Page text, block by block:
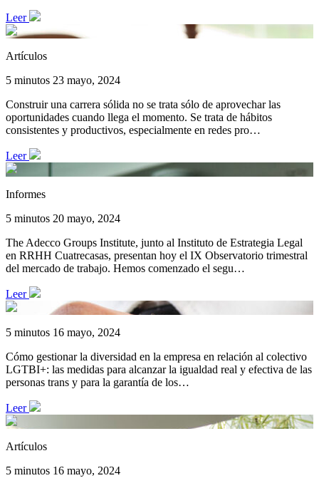
Leer
Artículos
5 minutos 23 mayo, 2024
Construir una carrera sólida no se trata sólo de aprovechar las
oportunidades cuando llega el momento. Se trata de hábitos
consistentes y productivos, especialmente en redes pro…
Leer
Informes
5 minutos 20 mayo, 2024
The Adecco Groups Institute, junto al Instituto de Estrategia Legal
en RRHH Cuatrecasas, presentan hoy el IX Observatorio trimestral
del mercado de trabajo. Hemos comenzado el segu…
Leer
5 minutos 16 mayo, 2024
Cómo gestionar la diversidad en la empresa en relación al colectivo
LGTBI+: las medidas para alcanzar la igualdad real y efectiva de las
personas trans y para la garantía de los…
Leer
Artículos
5 minutos 16 mayo, 2024